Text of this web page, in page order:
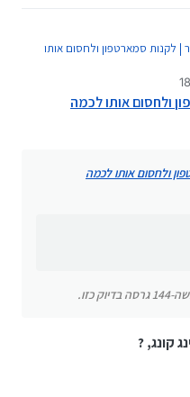
| לקנות סמארטפון ולחסום אותו
בירור | לקנות סמארטפון ולחסום
עסקן. וכו.
ולחסום אותו לכמה
ולחסום אותו לכמה
כזו.
קונג, ?